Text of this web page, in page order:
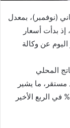
(نوفمبر)، بمعدل
إذ بدأت أسعار
عن وكالة
المحلي
ما يشير
إلى نمو الاقتصاد الوطني بمعدل سنوي قدره 1,6% في الربع الأخير